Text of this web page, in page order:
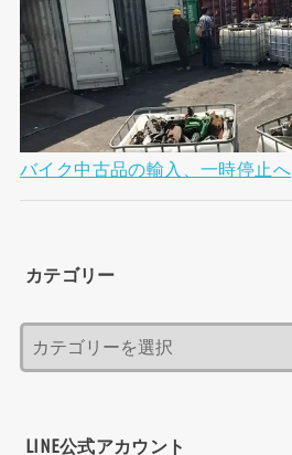
バイク中古品の輸入、一時停止へ
カテゴリー
LINE公式アカウント